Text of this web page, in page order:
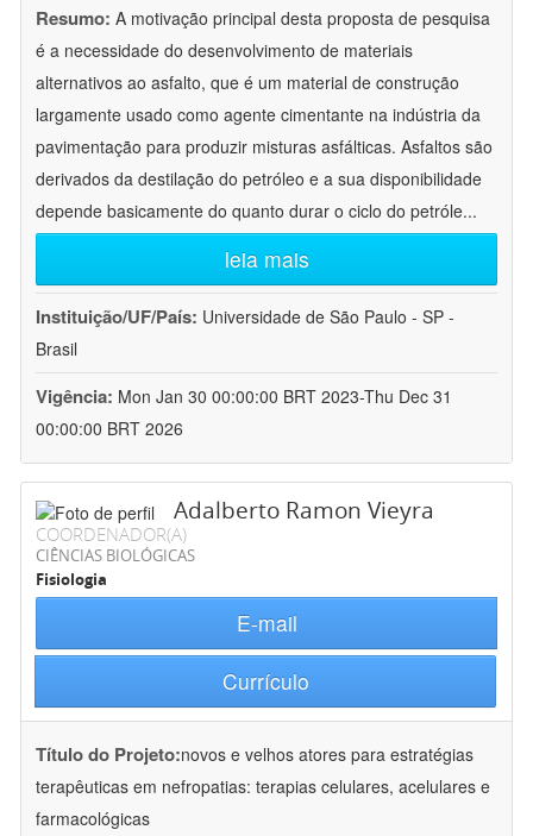
Resumo: A motivação principal desta proposta de pesquisa
é a necessidade do desenvolvimento de materiais
alternativos ao asfalto, que é um material de construção
largamente usado como agente cimentante na indústria da
pavimentação para produzir misturas asfálticas. Asfaltos são
derivados da destilação do petróleo e a sua disponibilidade
depende basicamente do quanto durar o ciclo do petróle...
leia mais
Instituição/UF/País: Universidade de São Paulo - SP -
Brasil
Vigência: Mon Jan 30 00:00:00 BRT 2023-Thu Dec 31
00:00:00 BRT 2026
Adalberto Ramon Vieyra
COORDENADOR(A)
CIÊNCIAS BIOLÓGICAS
Fisiologia
E-mail
Currículo
Título do Projeto:novos e velhos atores para estratégias
terapêuticas em nefropatias: terapias celulares, acelulares e
farmacológicas